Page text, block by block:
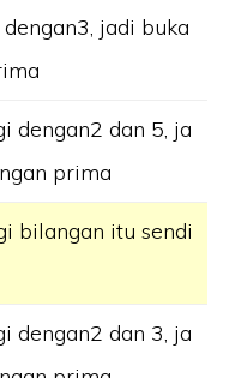
jadi buka
dengan2 dan 5, ja
prima
bilangan itu sendi
dengan2 dan 3, ja